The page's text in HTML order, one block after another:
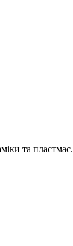
та пластмас.